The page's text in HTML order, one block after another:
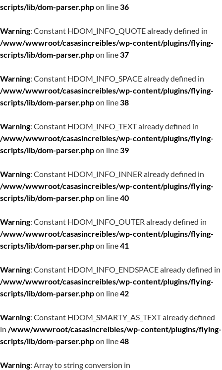
scripts/lib/dom-parser.phpon line36
Warning: Constant HDOM_INFO_QUOTE already defined in
/www/wwwroot/casasincreibles/wp-content/plugins/flying-
scripts/lib/dom-parser.phpon line37
Warning: Constant HDOM_INFO_SPACE already defined in
/www/wwwroot/casasincreibles/wp-content/plugins/flying-
scripts/lib/dom-parser.phpon line38
Warning: Constant HDOM_INFO_TEXT already defined in
/www/wwwroot/casasincreibles/wp-content/plugins/flying-
scripts/lib/dom-parser.phpon line39
Warning: Constant HDOM_INFO_INNER already defined in
/www/wwwroot/casasincreibles/wp-content/plugins/flying-
scripts/lib/dom-parser.phpon line40
Warning: Constant HDOM_INFO_OUTER already defined in
/www/wwwroot/casasincreibles/wp-content/plugins/flying-
scripts/lib/dom-parser.phpon line41
Warning: Constant HDOM_INFO_ENDSPACE already defined in
/www/wwwroot/casasincreibles/wp-content/plugins/flying-
scripts/lib/dom-parser.phpon line42
Warning: Constant HDOM_SMARTY_AS_TEXT already defined
in /www/wwwroot/casasincreibles/wp-content/plugins/flying-
scripts/lib/dom-parser.phpon line48
Warning: Array to string conversion in